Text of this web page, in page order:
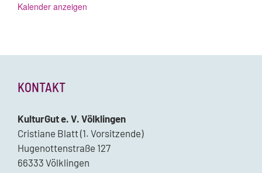
Kalender anzeigen
KONTAKT
KulturGut e. V. Völklingen
Cristiane Blatt (1. Vorsitzende)
Hugenottenstraße 127
66333 Völklingen